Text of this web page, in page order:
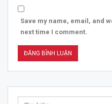
Save my name, email, and
next time I comment.